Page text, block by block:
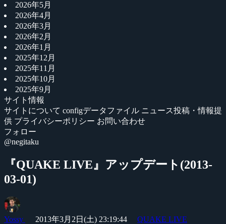
2026年5月
2026年4月
2026年3月
2026年2月
2026年1月
2025年12月
2025年11月
2025年10月
2025年9月
サイト情報
サイトについて configデータファイル ニュース投稿・情報提
供 プライバシーポリシー お問い合わせ
フォロー
@negitaku
『QUAKE LIVE』アップデート(2013-
03-01)
Yossy 2013年3月2日(土) 23:19:44 QUAKE LIVE